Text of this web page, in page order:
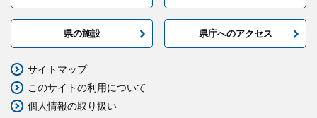
県の施設 県庁へのアクセス
サイトマップ
このサイトの利用について
個人情報の取り扱い